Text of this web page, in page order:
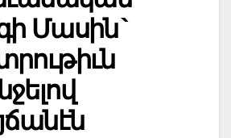
Մասին`